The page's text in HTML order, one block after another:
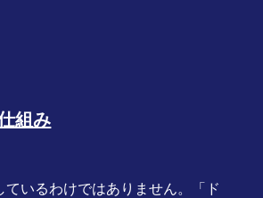
組み
ているわけではありません。「ド